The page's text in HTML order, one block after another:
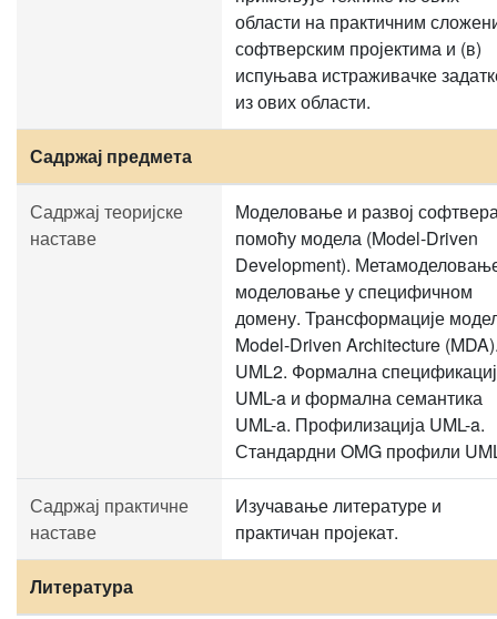
области на практичним
софтверским пројектима и (в)
испуњава истраживачке
из ових области.
Садржај предмета
Садржај теоријске
наставе
Моделовање и развој
помоћу модела (Model-Driven
Development).
моделовање у специфичном
домену. Трансформације
Model-Driven Architecture
UML2. Формална
UML-a и формална семантика
UML-a. Профилизација UML-a.
Стандардни OMG профили
Садржај практичне
наставе
Изучавање литературе и
практичан пројекат.
Литература